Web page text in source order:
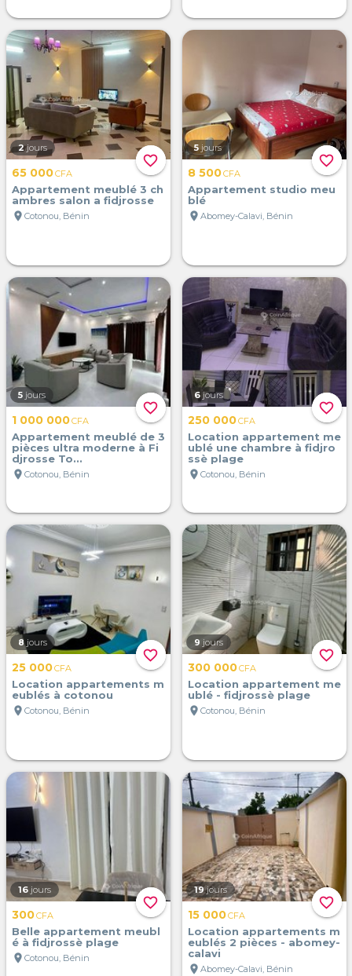
favorite_border
2 jours
65 000CFA
Appartement meublé 3 ch
ambres salon a fidjrosse
location_on Cotonou, Bénin
favorite_border
5 jours
8 500CFA
Appartement studio meu
blé
location_on Abomey-Calavi, Bénin
favorite_border
5 jours
1 000 000CFA
Appartement meublé de 3
pièces ultra moderne à Fi
djrosse To...
location_on Cotonou, Bénin
favorite_border
6 jours
250 000CFA
Location appartement me
ublé une chambre à fidjro
ssè plage
location_on Cotonou, Bénin
favorite_border
8 jours
25 000CFA
Location appartements m
eublés à cotonou
location_on Cotonou, Bénin
favorite_border
9 jours
300 000CFA
Location appartement me
ublé - fidjrossè plage
location_on Cotonou, Bénin
favorite_border
16 jours
300CFA
Belle appartement meubl
é à fidjrossè plage
location_on Cotonou, Bénin
favorite_border
19 jours
15 000CFA
Location appartements m
eublés 2 pièces - abomey-
calavi
location_on Abomey-Calavi, Bénin